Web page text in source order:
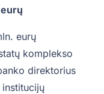
eurų
komplekso
direktorius